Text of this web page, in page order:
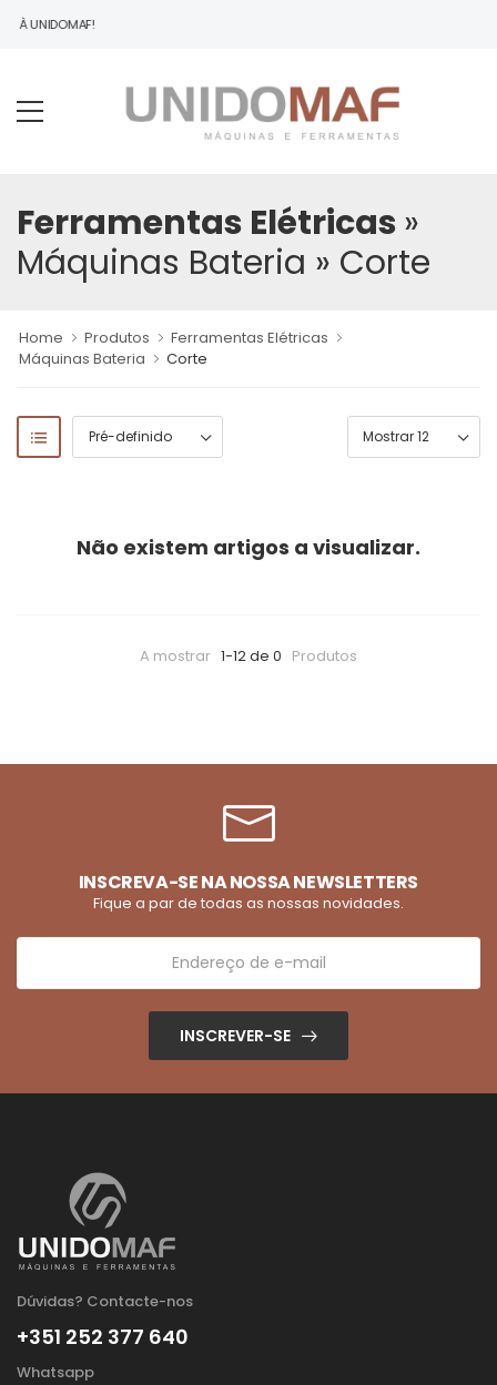
À UNIDOMAF!
Ferramentas Elétricas»
Máquinas Bateria » Corte
Home Produtos
Ferramentas Elétricas
Máquinas Bateria
Corte
Não existem artigos a visualizar.
A mostrar 1-12 de 0 Produtos
INSCREVA-SE NA NOSSA NEWSLETTERS
Fique a par de todas as nossas novidades.
INSCREVER-SE
Dúvidas? Contacte-nos
+351 252 377 640
Whatsapp